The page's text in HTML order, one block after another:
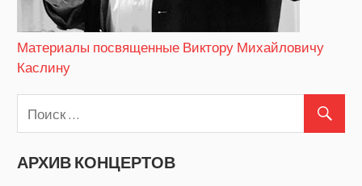
Материалы посвященные Виктору Михайловичу
Каслину
АРХИВ КОНЦЕРТОВ